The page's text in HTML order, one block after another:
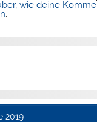
wie deine
.
2019